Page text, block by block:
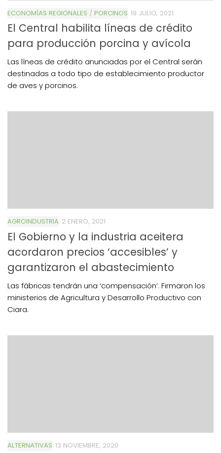
ECONOMÍAS REGIONALES / PORCINOS 19 JULIO, 2021
El Central habilita líneas de crédito
para producción porcina y avícola
Las líneas de crédito anunciadas por el Central serán
destinadas a todo tipo de establecimiento productor
de aves y porcinos.
AGROINDUSTRIA 2 ENERO, 2021
El Gobierno y la industria aceitera
acordaron precios ‘accesibles’ y
garantizaron el abastecimiento
Las fábricas tendrán una ‘compensación’. Firmaron los
ministerios de Agricultura y Desarrollo Productivo con
Ciara.
ALTERNATIVAS 13 NOVIEMBRE, 2020